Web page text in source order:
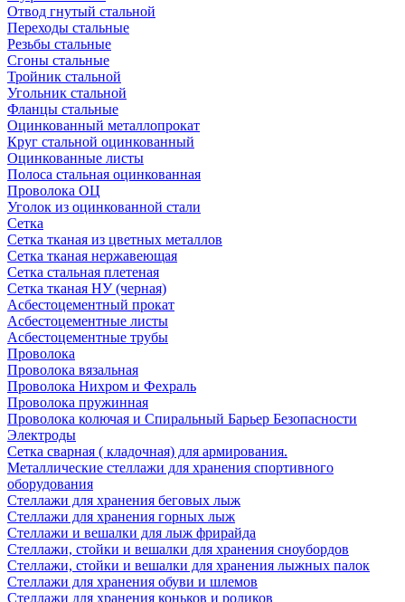
Отвод гнутый стальной
Переходы стальные
Резьбы стальные
Сгоны стальные
Тройник стальной
Угольник стальной
Фланцы стальные
Оцинкованный металлопрокат
Круг стальной оцинкованный
Оцинкованные листы
Полоса стальная оцинкованная
Проволока ОЦ
Уголок из оцинкованной стали
Сетка
Сетка тканая из цветных металлов
Сетка тканая нержавеющая
Сетка стальная плетеная
Сетка тканая НУ (черная)
Асбестоцементный прокат
Асбестоцементные листы
Асбестоцементные трубы
Проволока
Проволока вязальная
Проволока Нихром и Фехраль
Проволока пружинная
Проволока колючая и Спиральный Барьер Безопасности
Электроды
Сетка сварная ( кладочная) для армирования.
Металлические стеллажи для хранения спортивного
оборудования
Стеллажи для хранения беговых лыж
Стеллажи для хранения горных лыж
Стеллажи и вешалки для лыж фрирайда
Стеллажи, стойки и вешалки для хранения сноубордов
Стеллажи, стойки и вешалки для хранения лыжных палок
Стеллажи для хранения обуви и шлемов
Стеллажи для хранения коньков и роликов